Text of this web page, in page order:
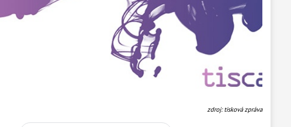
zdroj: tisková zpráva